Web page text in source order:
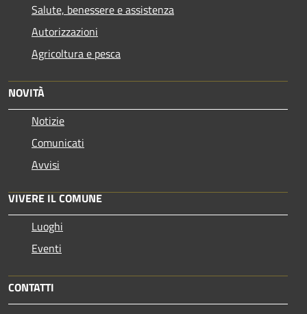
Salute, benessere e assistenza
Autorizzazioni
Agricoltura e pesca
NOVITÀ
Notizie
Comunicati
Avvisi
VIVERE IL COMUNE
Luoghi
Eventi
CONTATTI